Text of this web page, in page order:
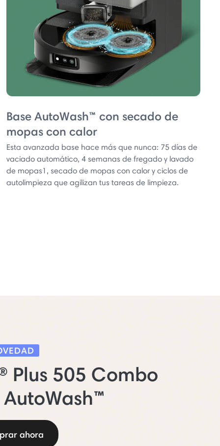
Base AutoWash™ con secado de
mopas con calor
Esta avanzada base hace más que nunca: 75 días de
vaciado automático, 4 semanas de fregado y lavado
de mopas1, secado de mopas con calor y ciclos de
autolimpieza que agilizan tus tareas de limpieza.
Plus 505 Combo
ahora